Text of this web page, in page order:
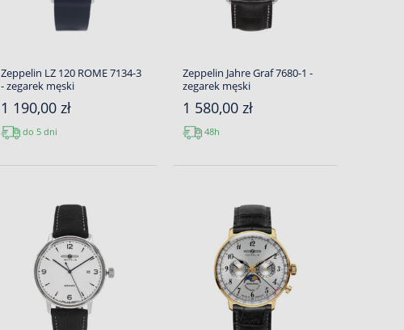
Zeppelin LZ 120 ROME 7134-3
- zegarek męski
1 190,00 zł
do 5 dni
Zeppelin Jahre Graf 7680-1 -
zegarek męski
1 580,00 zł
48h